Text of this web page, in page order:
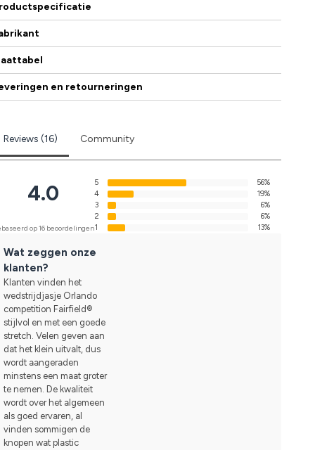
en retourneringen
Reviews (16) Community
4.0
op 16 beoordelingen
5
56%
4
19%
3
6%
2
6%
1
13%
Wat zeggen onze
klanten?
Klanten vinden het
wedstrijdjasje Orlando
competition Fairfield®
stijlvol en met een goede
stretch. Velen geven aan
dat het klein uitvalt, dus
wordt aangeraden
minstens een maat groter
te nemen. De kwaliteit
wordt over het algemeen
als goed ervaren, al
vinden sommigen de
knopen wat plastic